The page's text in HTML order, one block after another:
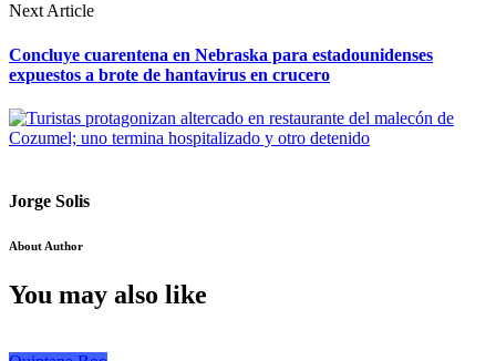
Next Article
Concluye cuarentena en Nebraska para estadounidenses
expuestos a brote de hantavirus en crucero
Jorge Solis
About Author
You may also like